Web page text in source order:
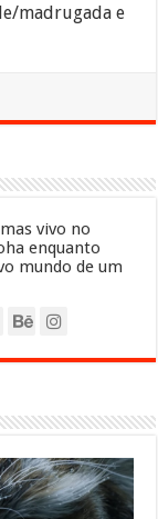
madrugada e
vivo no
enquanto
mundo de um